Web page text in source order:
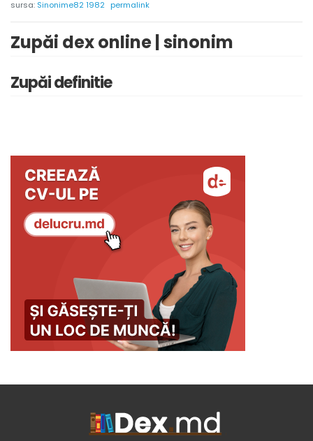
sursa: Sinonime82 1982 permalink
Zupăi dex online | sinonim
Zupăi definitie